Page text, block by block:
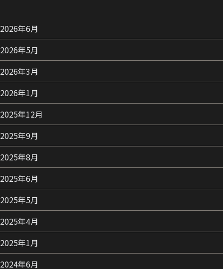
2026年6月
2026年5月
2026年3月
2026年1月
2025年12月
2025年9月
2025年8月
2025年6月
2025年5月
2025年4月
2025年1月
2024年6月